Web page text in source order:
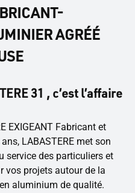
AGRÉÉ
31 , c’est l’affaire
EXIGEANT Fabricant et
LABASTERE met son
service des particuliers et
vos projets autour de la
aluminium de qualité.